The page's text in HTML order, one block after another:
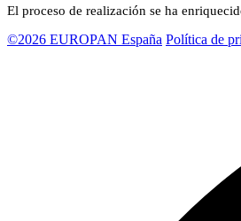
El proceso de realización se ha
©2026 EUROPAN España Política de